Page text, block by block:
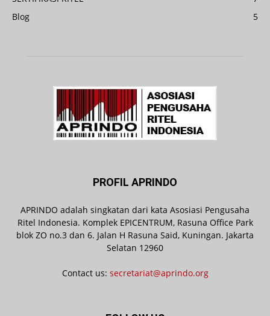
Blog
5
PROFIL APRINDO
APRINDO adalah singkatan dari kata Asosiasi Pengusaha
Ritel Indonesia. Komplek EPICENTRUM, Rasuna Office Park
blok ZO no.3 dan 6. Jalan H Rasuna Said, Kuningan. Jakarta
Selatan 12960
Contact us: secretariat@aprindo.org